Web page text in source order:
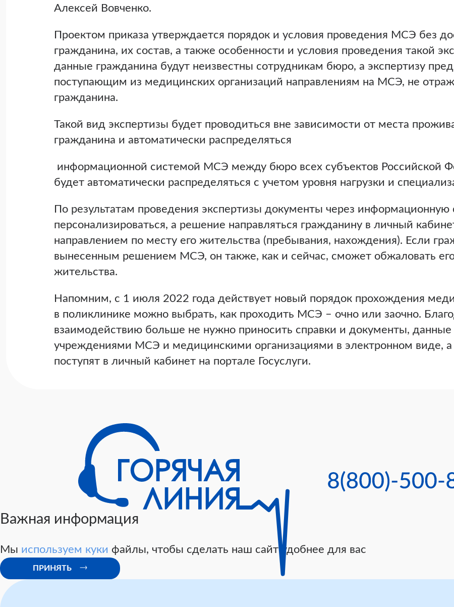
Алексей Вовченко.
Проектом приказа утверждается порядок и условия проведения МСЭ без
гражданина, их состав, а также особенности и условия проведения такой
данные гражданина будут неизвестны сотрудникам бюро, а экспертизу
поступающим из медицинских организаций направлениям на МСЭ, не
гражданина.
Такой вид экспертизы будет проводиться вне зависимости от места
гражданина и автоматически распределяться
информационной системой МСЭ между бюро всех субъектов Российской
будет автоматически распределяться с учетом уровня нагрузки и
По результатам проведения экспертизы документы через информационную
персонализироваться, а решение направляться гражданину в личный
направлением по месту его жительства (пребывания, нахождения). Если
вынесенным решением МСЭ, он также, как и сейчас, сможет обжаловать
жительства.
Напомним, с 1 июля 2022 года действует новый порядок прохождения
в поликлинике можно выбрать, как проходить МСЭ – очно или заочно.
взаимодействию больше не нужно приносить справки и документы,
учреждениями МСЭ и медицинскими организациями в электронном виде, а
поступят в личный кабинет на портале Госуслуги.
Важная информация
Мы используем куки файлы, чтобы сделать наш сайт удобнее для вас
ПРИНЯТЬ